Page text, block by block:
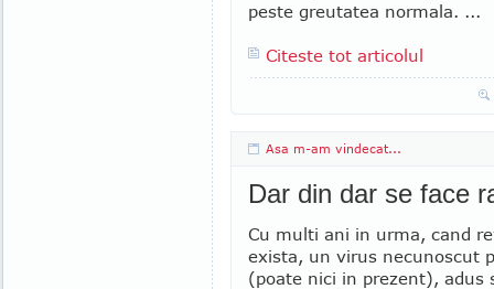
peste greutatea normala. ...
Citeste tot articolul
Asa m-am vindecat...
Dar din dar se face
Cu multi ani in urma, cand
exista, un virus necunoscut
(poate nici in prezent), adus